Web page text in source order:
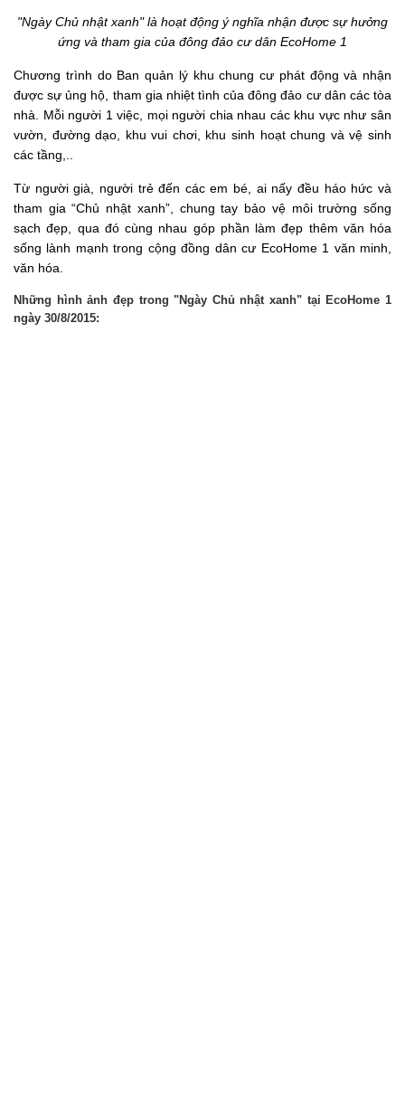
"Ngày Chủ nhật xanh" là hoạt động ý nghĩa nhận được sự hưởng
ứng và tham gia của đông đảo cư dân EcoHome 1
Chương trình do Ban quản lý khu chung cư phát động và nhận
được sự ủng hộ, tham gia nhiệt tình của đông đảo cư dân các tòa
nhà. Mỗi người 1 việc, mọi người chia nhau các khu vực như sân
vườn, đường dạo, khu vui chơi, khu sinh hoạt chung và vệ sinh
các tầng,..
Từ người già, người trẻ đến các em bé, ai nấy đều háo hức và
tham gia “Chủ nhật xanh”, chung tay bảo vệ môi trường sống
sạch đẹp, qua đó cùng nhau góp phần làm đẹp thêm văn hóa
sống lành mạnh trong cộng đồng dân cư EcoHome 1 văn minh,
văn hóa.
Những hình ảnh đẹp trong "Ngày Chủ nhật xanh" tại EcoHome 1
ngày 30/8/2015: